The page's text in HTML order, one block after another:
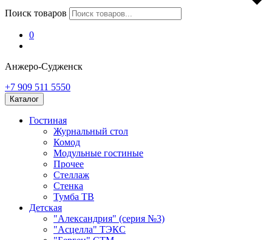
Поиск товаров
0
Анжеро-Судженск
+7 909 511 5550
Каталог
Гостиная
Журнальный стол
Комод
Модульные гостиные
Прочее
Стеллаж
Стенка
Тумба ТВ
Детская
"Александрия" (серия №3)
"Асцелла" ТЭКС